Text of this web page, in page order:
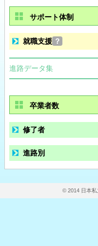
サポート体制
就職支援 ？
進路データ集
卒業者数
修了者
進路別
© 2014 日本私